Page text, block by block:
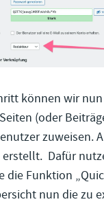
können wir
(oder
zuweisen.
erstellt. Dafür
die Funktion
nun die zu